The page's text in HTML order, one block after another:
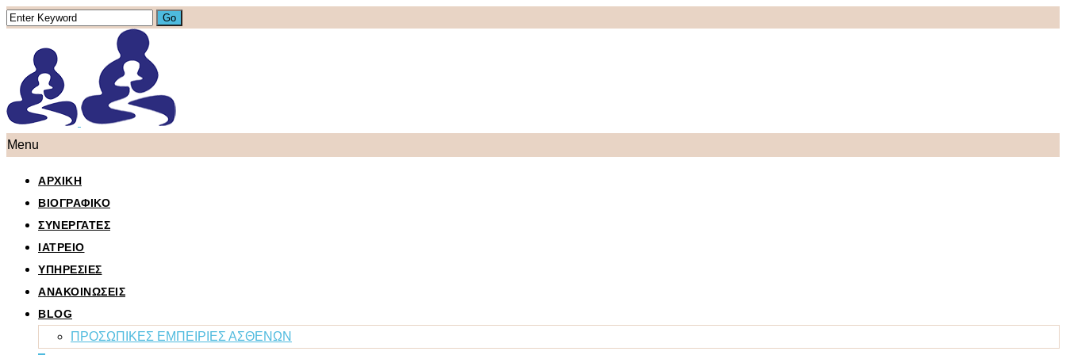
Menu
ΑΡΧΙΚΗ
ΒΙΟΓΡΑΦΙΚΟ
ΣΥΝΕΡΓΑΤΕΣ
ΙΑΤΡΕΙΟ
ΥΠΗΡΕΣΙΕΣ
ΑΝΑΚΟΙΝΩΣΕΙΣ
BLOG
ΠΡΟΣΩΠΙΚΕΣ ΕΜΠΕΙΡΙΕΣ ΑΣΘΕΝΩΝ